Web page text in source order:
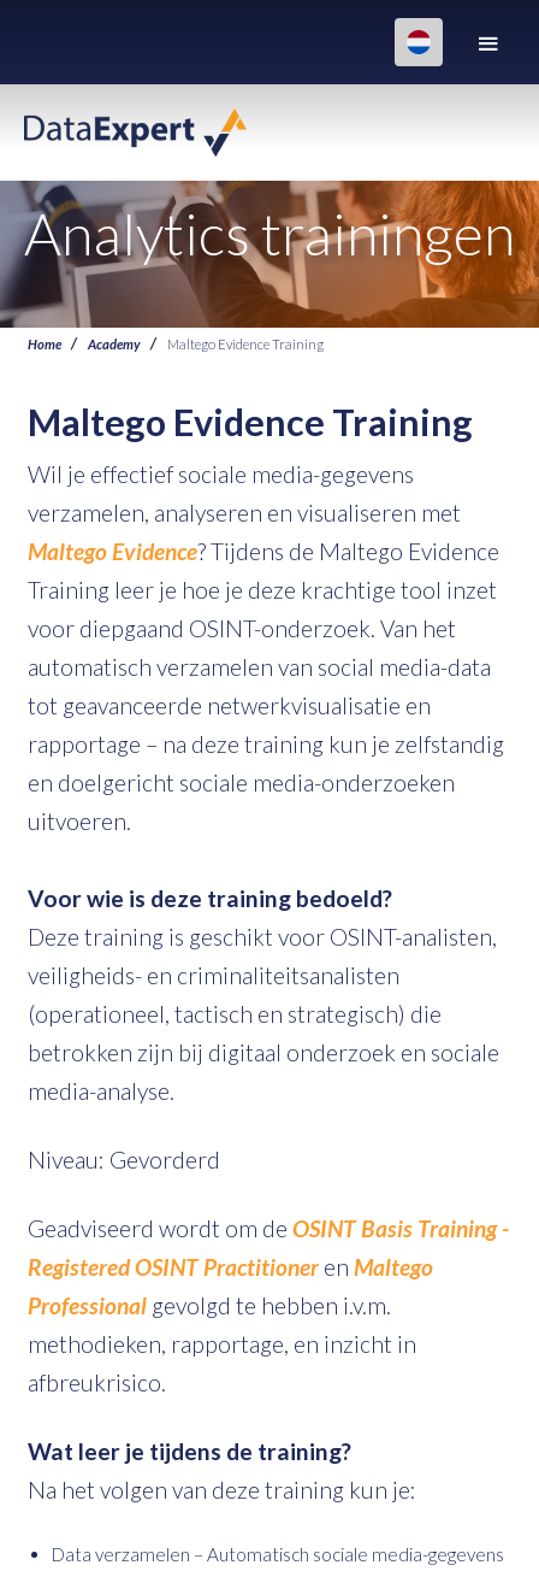
Analytics trainingen
Home Academy Maltego Evidence Training
Maltego Evidence Training
Wil je effectief sociale media-gegevens
verzamelen, analyseren en visualiseren met
Maltego Evidence? Tijdens de Maltego Evidence
Training leer je hoe je deze krachtige tool inzet
voor diepgaand OSINT-onderzoek. Van het
automatisch verzamelen van social media-data
tot geavanceerde netwerkvisualisatie en
rapportage – na deze training kun je zelfstandig
en doelgericht sociale media-onderzoeken
uitvoeren.
Voor wie is deze training bedoeld?
Deze training is geschikt voor OSINT-analisten,
veiligheids- en criminaliteitsanalisten
(operationeel, tactisch en strategisch) die
betrokken zijn bij digitaal onderzoek en sociale
media-analyse.
Niveau: Gevorderd
Geadviseerd wordt om de OSINT Basis Training -
Registered OSINT Practitioneren Maltego
Professional gevolgd te hebben i.v.m.
methodieken, rapportage, en inzicht in
afbreukrisico.
Wat leer je tijdens de training?
Na het volgen van deze training kun je:
Data verzamelen – Automatisch sociale media-gegevens